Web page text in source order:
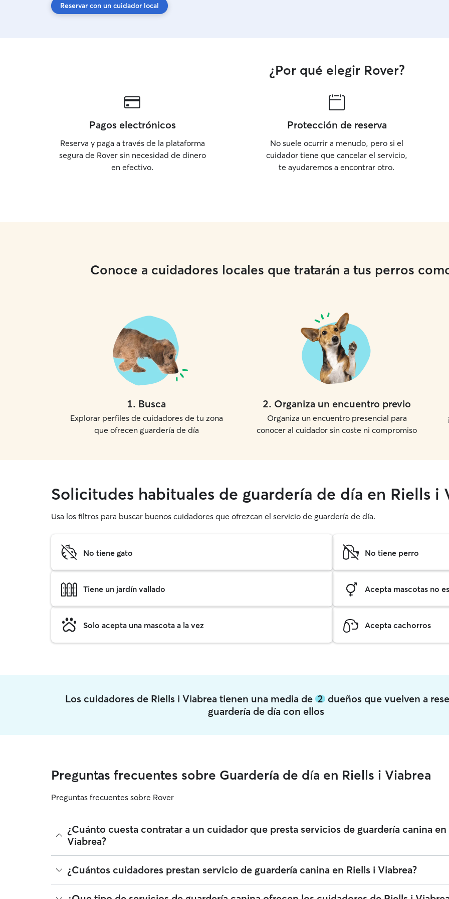
Reservar con un cuidador local
¿Por qué elegir Rover?
Pagos electrónicos
Reserva y paga a través de la plataforma
segura de Rover sin necesidad de dinero
en efectivo.
Protección de reserva
No suele ocurrir a menudo, pero si el
cuidador tiene que cancelar el servicio,
te ayudaremos a encontrar otro.
Conoce a cuidadores locales que tratarán a tus perros
1. Busca
Explorar perfiles de cuidadores de tu zona
que ofrecen guardería de día
2. Organiza un encuentro previo
Organiza un encuentro presencial para
conocer al cuidador sin coste ni compromiso
Solicitudes habituales de guardería de día en Riells i
Usa los filtros para buscar buenos cuidadores que ofrezcan el servicio de guardería de día.
No tiene gato No tiene perro
Tiene un jardín vallado Acepta mascotas no
Solo acepta una mascota a la vez Acepta cachorros
Los cuidadores de Riells i Viabrea tienen una media de2 dueños que vuelven a
guardería de día con ellos
Preguntas frecuentes sobre Guardería de día en Riells i Viabrea
Preguntas frecuentes sobre Rover
¿Cuánto cuesta contratar a un cuidador que presta servicios de guardería canina en
Viabrea?
Los cuidadores en Rover tienen plena libertad para fijar sus tarifas. El coste medio de un cuidador con guardería para
Viabrea en Rover en agosto 2026 fue de alrededor de 18 por día, incluyendo las tarifas de servicio de Rover. La tarifa
también puede cambiar en función de la personalización de tu reserva para que se ajuste a tus propias necesidades y
¿Cuántos cuidadores prestan servicio de guardería canina en Riells i Viabrea?
Desde agosto 2026, 859 cuidadores han prestado servicios de guardería canina en Riells i Viabrea. Puedes filtrar,